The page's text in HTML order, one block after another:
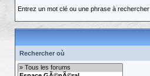
Entrez un mot clé ou une phrase à rechercher
Rechercher où